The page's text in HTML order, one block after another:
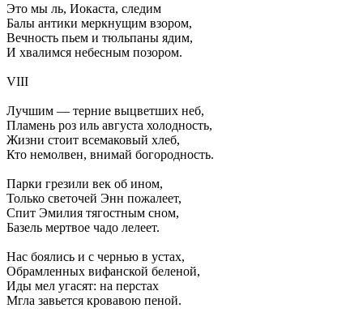
Это мы ль, Иокаста, следим
Балы антики меркнущим взором,
Вечность пьем и тюльпаны ядим,
И хвалимся небесным позором.
VIII
Лучшим — терние выцветших неб,
Пламень роз иль августа холодность,
Жизни стоит всемаковый хлеб,
Кто немолвен, внимай богородность.
Парки грезили век об ином,
Только светочей Энн пожалеет,
Спит Эмилия тягостным сном,
Базель мертвое чадо лелеет.
Нас боялись и с чернью в устах,
Обрамленных вифанской беленой,
Иды мел угасят: на перстах
Мгла завьется кровавою пеной.